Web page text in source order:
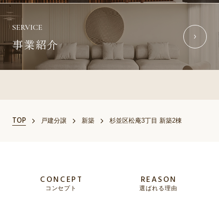
SERVICE
事業紹介
TOP 戸建分譲 新築 杉並区松庵3丁目 新築2棟
CONCEPT
コンセプト
REASON
選ばれる理由